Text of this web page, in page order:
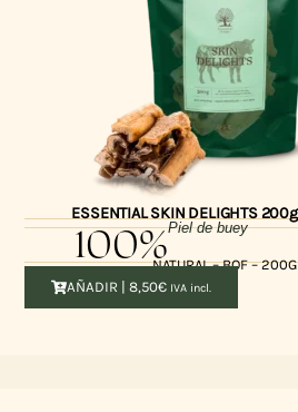
ESSENTIAL SKIN DELIGHTS 200gr.
100%NATURAL – BOF – 200G
AÑADIR |8,50€ IVA incl.